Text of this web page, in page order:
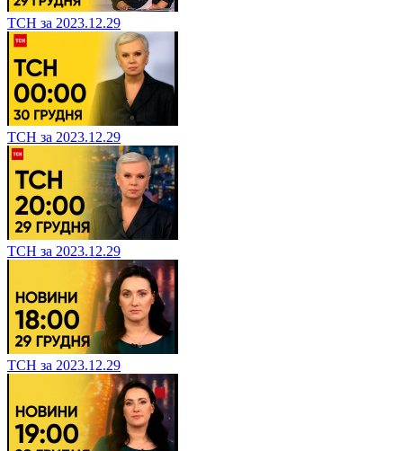
ТСН за 2023.12.29
ТСН за 2023.12.29
ТСН за 2023.12.29
ТСН за 2023.12.29